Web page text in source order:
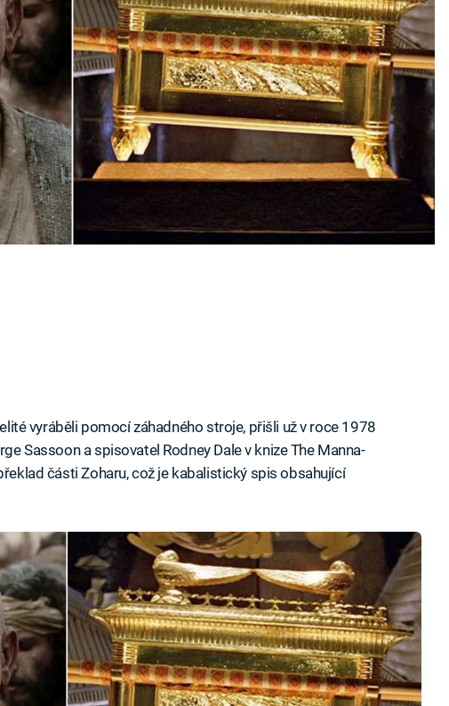
jedli kouzelnou látku darovanou Jahvem. Ta
nebe jako déšť. Podle záhadologické série
ve skutečnosti Izraelité vyráběli manu sami a
získat od mimozemšťanů.
vyráběli pomocí záhadného stroje, přišli už v roce 1978
Sassoon a spisovatel Rodney Dale v knize The Manna-
části Zoharu, což je kabalistický spis obsahující